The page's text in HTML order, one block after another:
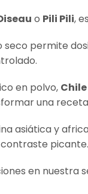
o Pili Pili,
permite
en polvo,
una
asiática y
picante.
en nuestra